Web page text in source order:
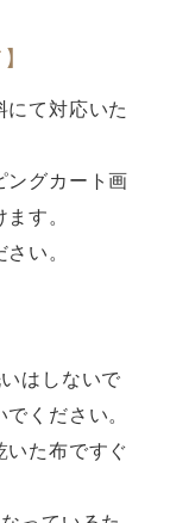
にて対応いた
ングカート画
す。
い。
はしないで
ください。
いた布ですぐ